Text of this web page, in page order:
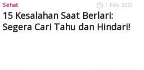
Sehat 1 Feb 2021
15 Kesalahan Saat Berlari:
Segera Cari Tahu dan Hindari!